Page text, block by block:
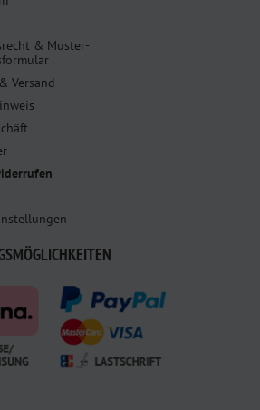
& Muster-
Versand